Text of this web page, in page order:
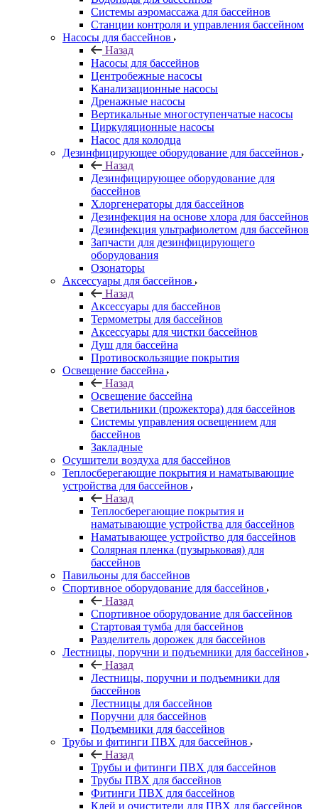
Системы аэромассажа для бассейнов
Станции контроля и управления бассейном
Насосы для бассейнов
Назад
Насосы для бассейнов
Центробежные насосы
Канализационные насосы
Дренажные насосы
Вертикальные многоступенчатые насосы
Циркуляционные насосы
Насос для колодца
Дезинфицирующее оборудование для бассейнов
Назад
Дезинфицирующее оборудование для
бассейнов
Хлоргенераторы для бассейнов
Дезинфекция на основе хлора для бассейнов
Дезинфекция ультрафиолетом для бассейнов
Запчасти для дезинфицирующего
оборудования
Озонаторы
Аксессуары для бассейнов
Назад
Аксессуары для бассейнов
Термометры для бассейнов
Аксессуары для чистки бассейнов
Душ для бассейна
Противоскользящие покрытия
Освещение бассейна
Назад
Освещение бассейна
Светильники (прожектора) для бассейнов
Системы управления освещением для
бассейнов
Закладные
Осушители воздуха для бассейнов
Теплосберегающие покрытия и наматывающие
устройства для бассейнов
Назад
Теплосберегающие покрытия и
наматывающие устройства для бассейнов
Наматывающее устройство для бассейнов
Солярная пленка (пузырьковая) для
бассейнов
Павильоны для бассейнов
Спортивное оборудование для бассейнов
Назад
Спортивное оборудование для бассейнов
Стартовая тумба для бассейнов
Разделитель дорожек для бассейнов
Лестницы, поручни и подъемники для бассейнов
Назад
Лестницы, поручни и подъемники для
бассейнов
Лестницы для бассейнов
Поручни для бассейнов
Подъемники для бассейнов
Трубы и фитинги ПВХ для бассейнов
Назад
Трубы и фитинги ПВХ для бассейнов
Трубы ПВХ для бассейнов
Фитинги ПВХ для бассейнов
Клей и очистители для ПВХ для бассейнов